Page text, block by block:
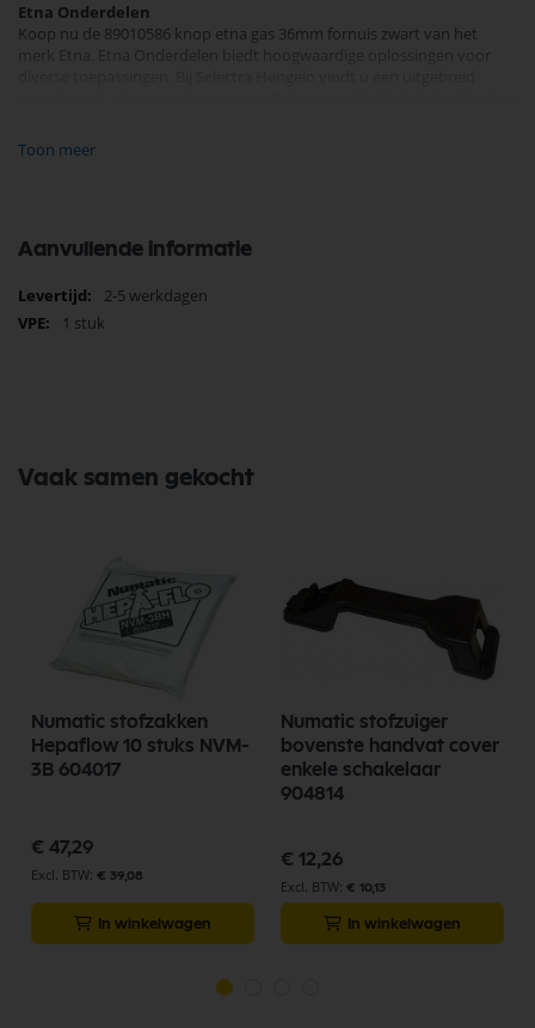
Etna Onderdelen
Koop nu de 89010586 knop etna gas 36mm fornuis zwart van het
merk Etna. Etna Onderdelen biedt hoogwaardige oplossingen voor
eenvoudig online.
Toon meer
Aanvullende informatie
Meer
informatie
2-5 werkdagen
1 stuk
Vaak samen gekocht
Numatic stofzakken
Hepaflow 10 stuks NVM-
3B 604017
€ 47,29
€ 39,08
In winkelwagen
Numatic stofzuiger
bovenste handvat cover
enkele schakelaar
904814
€ 12,26
€ 10,13
In winkelwagen